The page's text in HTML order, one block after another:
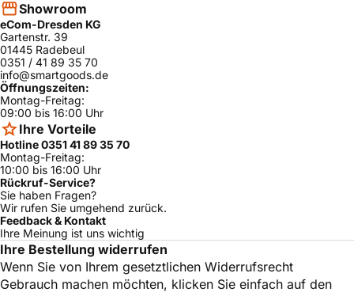
Showroom
eCom-Dresden KG
Gartenstr. 39
01445 Radebeul
0351 / 41 89 35 70
info@smartgoods.de
Öffnungszeiten:
Montag-Freitag:
09:00 bis 16:00 Uhr
Ihre Vorteile
Hotline 0351 41 89 35 70
Montag-Freitag:
10:00 bis 16:00 Uhr
Rückruf-Service?
Sie haben Fragen?
Wir rufen Sie umgehend zurück.
Feedback & Kontakt
Ihre Meinung ist uns wichtig
Ihre Bestellung widerrufen
Wenn Sie von Ihrem gesetztlichen Widerrufsrecht
Gebrauch machen möchten, klicken Sie einfach auf den